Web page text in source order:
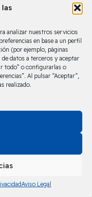
analizar nuestros servicios
en base a un perfil
(por ejemplo, páginas
datos a terceros y aceptar
todo” o configurarlas o
Al pulsar “Aceptar”,
realizado.
Aviso Legal